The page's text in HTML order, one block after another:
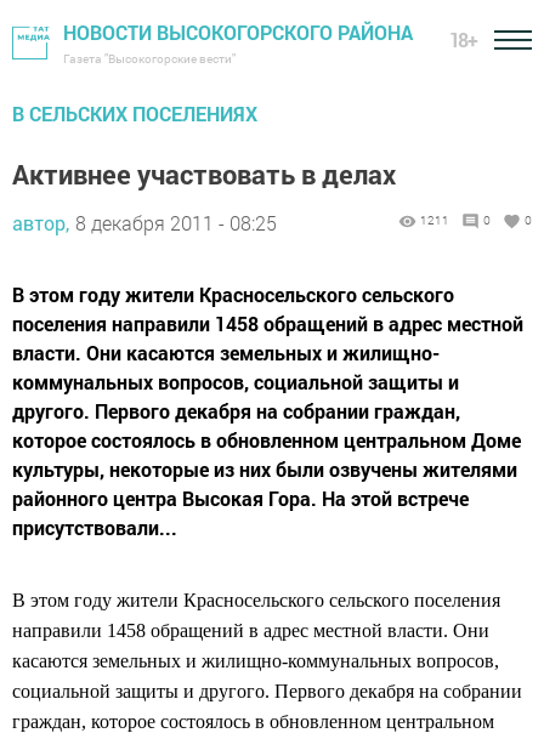
НОВОСТИ ВЫСОКОГОРСКОГО РАЙОНА
Газета "Высокогорские вести"
18+
В СЕЛЬСКИХ ПОСЕЛЕНИЯХ
Активнее участвовать в делах
автор, 8 декабря 2011 - 08:25 1211 0 0
В этом году жители Красносельского сельского
поселения направили 1458 обращений в адрес местной
власти. Они касаются земельных и жилищно-
коммунальных вопросов, социальной защиты и
другого. Первого декабря на собрании граждан,
которое состоялось в обновленном центральном Доме
культуры, некоторые из них были озвучены жителями
районного центра Высокая Гора. На этой встрече
присутствовали...
В этом году жители Красносельского сельского поселения
направили 1458 обращений в адрес местной власти. Они
касаются земельных и жилищно-коммунальных вопросов,
социальной защиты и другого. Первого декабря на собрании
граждан, которое состоялось в обновленном центральном